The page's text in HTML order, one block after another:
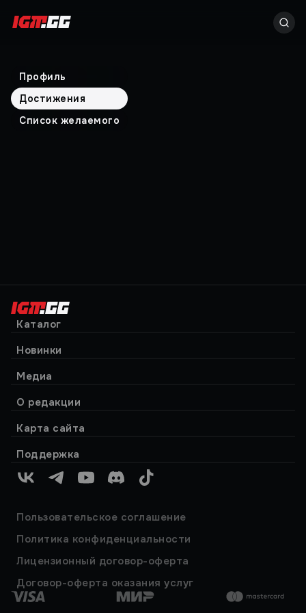
Профиль
Достижения
Список желаемого
Каталог
Новинки
Медиа
О редакции
Карта сайта
Поддержка
VK TelegramYouTubeDiscordTikTok
Пользовательское соглашение
Политика конфиденциальности
Лицензионный договор-оферта
Договор-оферта оказания услуг